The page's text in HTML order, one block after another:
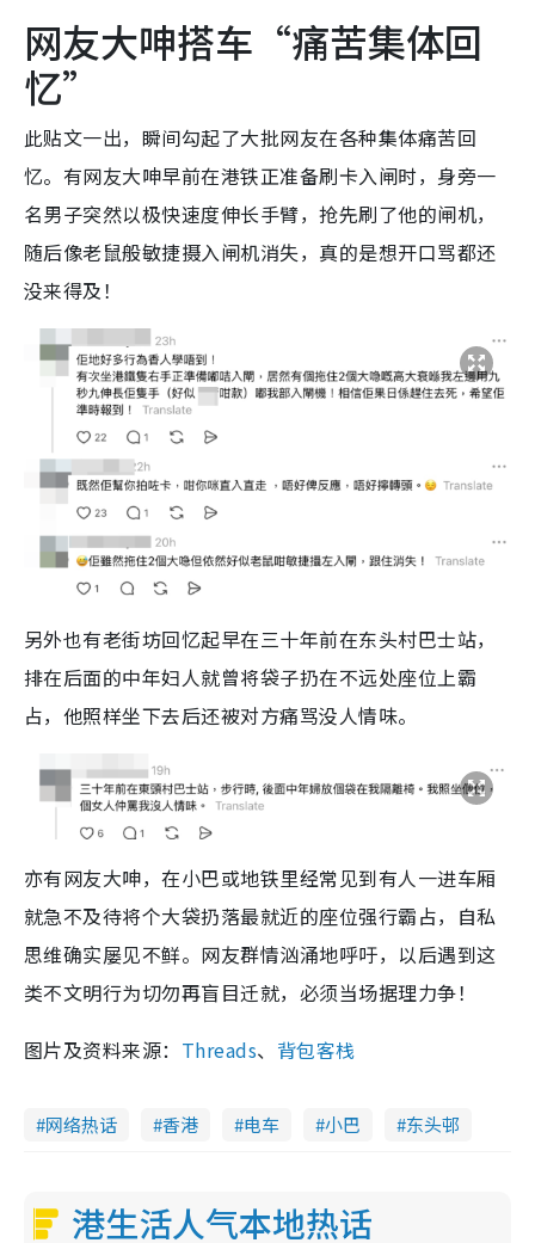
网友大呻搭车“痛苦集体回
忆”
此贴文一出，瞬间勾起了大批网友在各种集体痛苦回
忆。有网友大呻早前在港铁正准备刷卡入闸时，身旁一
名男子突然以极快速度伸长手臂，抢先刷了他的闸机，
随后像老鼠般敏捷摄入闸机消失，真的是想开口骂都还
没来得及！
另外也有老街坊回忆起早在三十年前在东头村巴士站，
排在后面的中年妇人就曾将袋子扔在不远处座位上霸
占，他照样坐下去后还被对方痛骂没人情味。
亦有网友大呻，在小巴或地铁里经常见到有人一进车厢
就急不及待将个大袋扔落最就近的座位强行霸占，自私
思维确实屡见不鲜。网友群情汹涌地呼吁，以后遇到这
类不文明行为切勿再盲目迁就，必须当场据理力争！
图片及资料来源： Threads、 背包客栈
网络热话 香港 电车 小巴 东头邨
港生活人气本地热话